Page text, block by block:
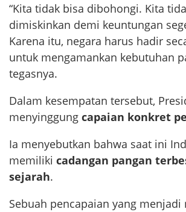
“Kita tidak bisa dibohongi. Kita
dimiskinkan demi keuntungan
Karena itu, negara harus hadir
untuk mengamankan kebutuhan
tegasnya.
Dalam kesempatan tersebut,
menyinggung capaian konkret
Ia menyebutkan bahwa saat ini
memiliki cadangan pangan
sejarah.
Sebuah pencapaian yang